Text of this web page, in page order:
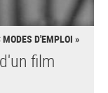
MODES D'EMPLOI »
film